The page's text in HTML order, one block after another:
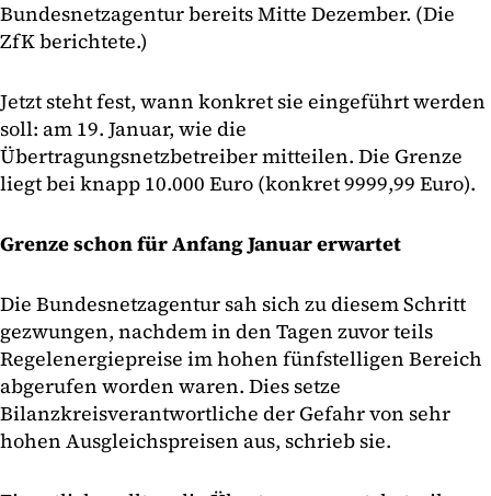
Bundesnetzagentur bereits Mitte Dezember. (Die
ZfK berichtete.)
Jetzt steht fest, wann konkret sie eingeführt werden
soll: am 19. Januar, wie die
Übertragungsnetzbetreiber mitteilen. Die Grenze
liegt bei knapp 10.000 Euro (konkret 9999,99 Euro).
Grenze schon für Anfang Januar erwartet
Die Bundesnetzagentur sah sich zu diesem Schritt
gezwungen, nachdem in den Tagen zuvor teils
Regelenergiepreise im hohen fünfstelligen Bereich
abgerufen worden waren. Dies setze
Bilanzkreisverantwortliche der Gefahr von sehr
hohen Ausgleichspreisen aus, schrieb sie.